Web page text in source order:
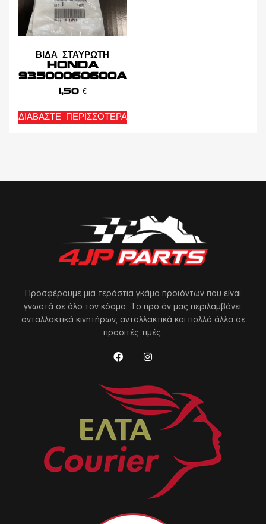
ΒΙΔΑ ΣΤΑΥΡΩΤΗ
HONDA
93500060600A
1,50 €
ΔΙΑΒΆΣΤΕ ΠΕΡΙΣΣΌΤΕΡΑ
Προσφέρουμε μια τεράστια γκάμα προϊόντων που είναι
γνωστά σε όλο τον κόσμο. Το προϊόν μας περιλαμβάνει,
ανταλλακτικά κινητήρων, ανταλλακτικά και πολλά άλλα σε
προσιτές τιμές.